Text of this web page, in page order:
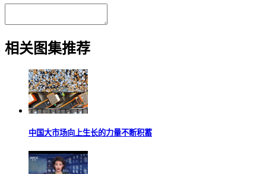
相关图集推荐
中国大市场向上生长的力量不断积蓄